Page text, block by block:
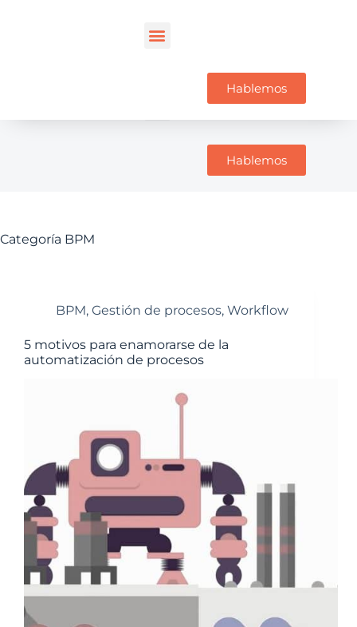
Hablemos
Hablemos
Categoría BPM
BPM, Gestión de procesos, Workflow
5 motivos para enamorarse de la
automatización de procesos